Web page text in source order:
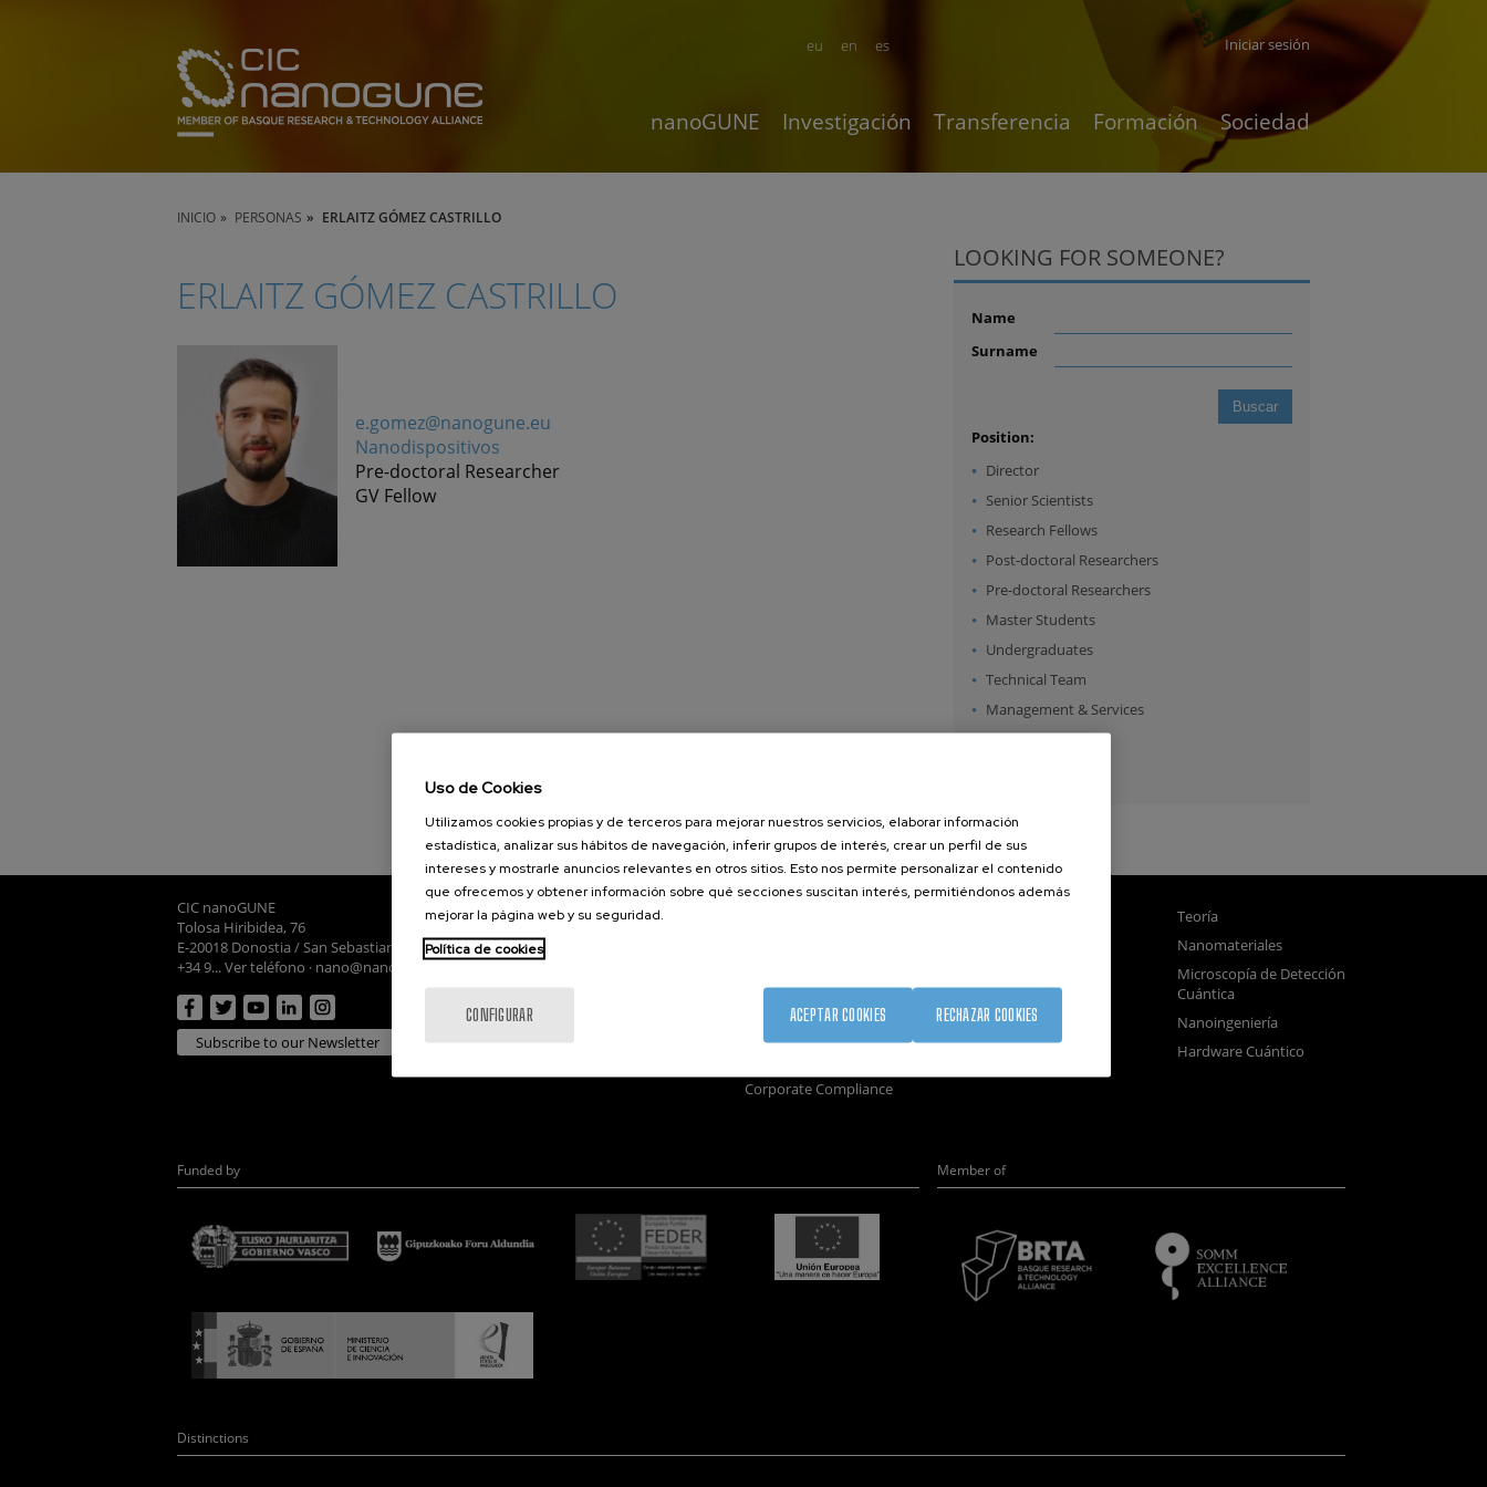
en es
eu Iniciar sesión
nanoGUNE Investigación Transferencia Formación Sociedad
INICIO PERSONAS ERLAITZ GÓMEZ CASTRILLO
ERLAITZ GÓMEZ CASTRILLO
e.gomez@nanogune.eu
Nanodispositivos
Pre-doctoral Researcher
GV Fellow
LOOKING FOR SOMEONE?
Name
Surname
Position:
Director
Senior Scientists
Research Fellows
Post-doctoral Researchers
Pre-doctoral Researchers
Master Students
Undergraduates
Technical Team
Management & Services
Guest Researchers
CIC nanoGUNE
Tolosa Hiribidea, 76
E-20018 Donostia / San Sebastian
+34 9... Ver teléfono · nano@nanogune.eu
Subscribe to our Newsletter
nanoGUNE
Corporate Compliance
Teoría
Nanomateriales
Microscopía de Detección
Cuántica
Nanoingeniería
Hardware Cuántico
Funded by Member of
Distinctions
Uso de Cookies
Utilizamos cookies propias y de terceros para mejorar nuestros servicios, elaborar información
estadística, analizar sus hábitos de navegación, inferir grupos de interés, crear un perfil de sus
intereses y mostrarle anuncios relevantes en otros sitios. Esto nos permite personalizar el contenido
que ofrecemos y obtener información sobre qué secciones suscitan interés, permitiéndonos además
mejorar la página web y su seguridad.
Política de cookies
CONFIGURAR RECHAZAR COOKIES
ACEPTAR COOKIES